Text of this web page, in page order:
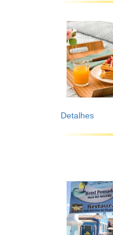
Detalhes